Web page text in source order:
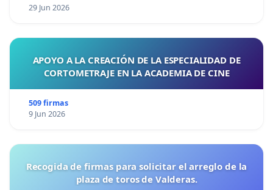
29 Jun 2026
APOYO A LA CREACIÓN DE LA ESPECIALIDAD DE
CORTOMETRAJE EN LA ACADEMIA DE CINE
509 firmas
9 Jun 2026
Recogida de firmas para solicitar el arreglo de la
plaza de toros de Valderas.